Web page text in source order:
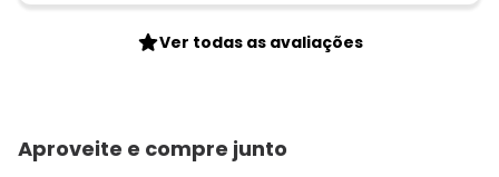
Ver todas as avaliações
Aproveite e compre junto